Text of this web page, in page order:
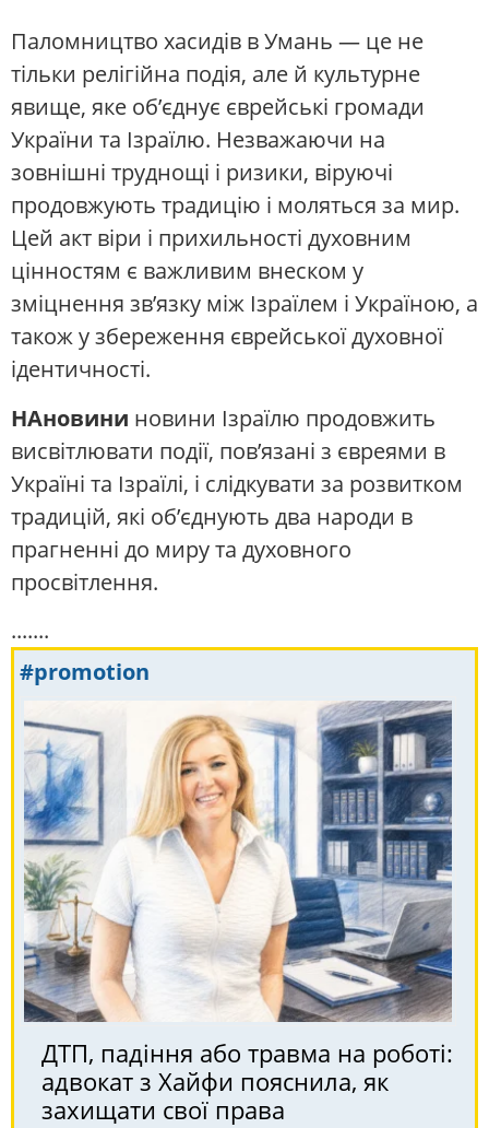
Паломництво хасидів в Умань — це не
тільки релігійна подія, але й культурне
явище, яке об’єднує єврейські громади
України та Ізраїлю. Незважаючи на
зовнішні труднощі і ризики, віруючі
продовжують традицію і моляться за мир.
Цей акт віри і прихильності духовним
цінностям є важливим внеском у
зміцнення зв’язку між Ізраїлем і Україною, а
також у збереження єврейської духовної
ідентичності.
НАновини новини Ізраїлю продовжить
висвітлювати події, пов’язані з євреями в
Україні та Ізраїлі, і слідкувати за розвитком
традицій, які об’єднують два народи в
прагненні до миру та духовного
просвітлення.
.......
#promotion
ДТП, падіння або травма на роботі:
адвокат з Хайфи пояснила, як
захищати свої права